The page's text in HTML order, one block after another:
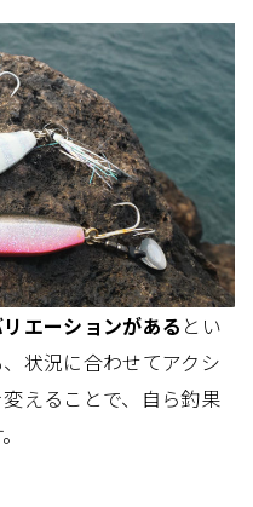
エーションがある とい
状況に合わせてアクシ
えることで、自ら釣果